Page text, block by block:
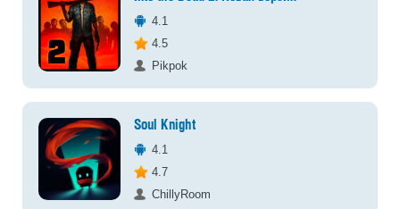
4.1
4.5
Pikpok
Soul Knight
4.1
4.7
ChillyRoom